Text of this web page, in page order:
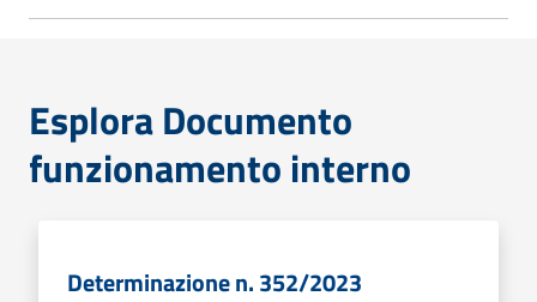
Esplora Documento
funzionamento interno
Determinazione n. 352/2023